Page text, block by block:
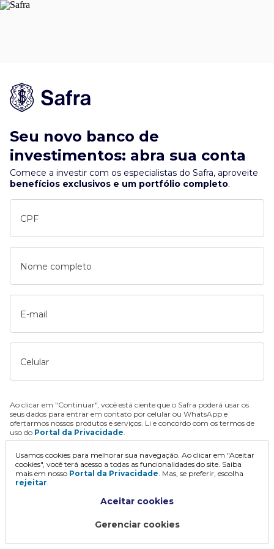
Seu novo banco de
investimentos: abra sua conta
Comece a investir com os especialistas do Safra, aproveite
benefícios exclusivos e um portfólio completo.
CPF
Nome completo
E-mail
Celular
Ao clicar em "Continuar", você está ciente que o Safra poderá usar os
seus dados para entrar em contato por celular ou WhatsApp e
ofertarmos nossos produtos e serviços. Li e concordo com os termos de
uso do Portal da Privacidade.
Continuar
Usamos cookies para melhorar sua navegação. Ao clicar em "Aceitar
cookies", você terá acesso a todas as funcionalidades do site. Saiba
mais em nosso Portal da Privacidade. Mas, se preferir, escolha
rejeitar.
Aceitar cookies
Gerenciar cookies